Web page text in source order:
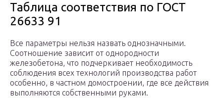
Таблица соответствия по ГОСТ
26633 91
Все параметры нельзя назвать однозначными.
Соотношение зависит от однородности
железобетона, что подчеркивает необходимость
соблюдения всех технологий производства работ
особенно, в частном домостроении, где все действия
выполняются собственными руками.